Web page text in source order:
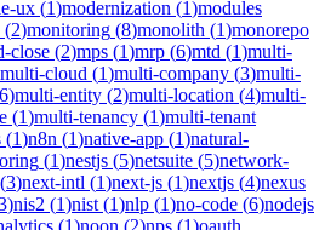
ux (1)modernization (1)modules
(2)monitoring (8)monolith (1)monorepo
close (2)mps (1)mrp (6)mtd (1)multi-
multi-cloud (1)multi-company (3)multi-
6)multi-entity (2)multi-location (4)multi-
(1)multi-tenancy (1)multi-tenant
(1)n8n (1)native-app (1)natural-
(1)nestjs (5)netsuite (5)network-
(3)next-intl (1)next-js (1)nextjs (4)nexus
)nis2 (1)nist (1)nlp (1)no-code (6)nodejs
(1)noon (2)nps (1)oauth